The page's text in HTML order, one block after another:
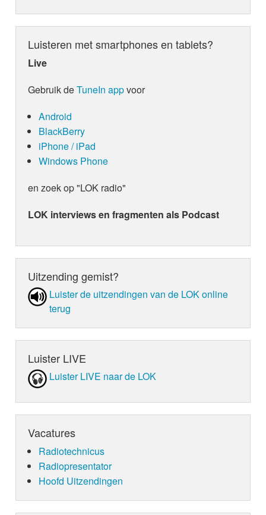
Luisteren met smartphones en tablets?
Live
Gebruik deTuneIn appvoor
Android
BlackBerry
iPhone / iPad
Windows Phone
en zoek op "LOK radio"
LOK interviews en fragmenten als Podcast
Uitzending gemist?
Luister de uit­zen­din­gen van de LOK online
terug
Luister LIVE
Luister LIVE naar de LOK
Vacatures
Radiotechnicus
Radiopresentator
Hoofd Uitzendingen